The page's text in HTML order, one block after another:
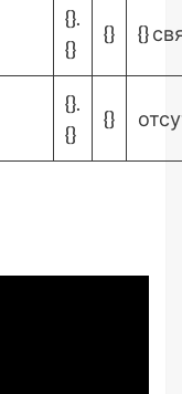
{}.
{}
{} {}
{}.
{}
{}